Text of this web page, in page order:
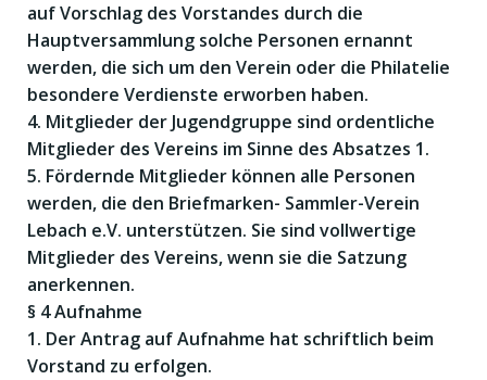
auf Vorschlag des Vorstandes durch die
Hauptversammlung solche Personen ernannt
werden, die sich um den Verein oder die Philatelie
besondere Verdienste erworben haben.
4. Mitglieder der Jugendgruppe sind ordentliche
Mitglieder des Vereins im Sinne des Absatzes 1.
5. Fördernde Mitglieder können alle Personen
werden, die den Briefmarken- Sammler-Verein
Lebach e.V. unterstützen. Sie sind vollwertige
Mitglieder des Vereins, wenn sie die Satzung
anerkennen.
§ 4 Aufnahme
1. Der Antrag auf Aufnahme hat schriftlich beim
Vorstand zu erfolgen.